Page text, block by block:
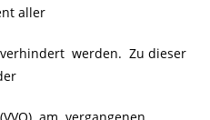
aller
werden. Zu dieser